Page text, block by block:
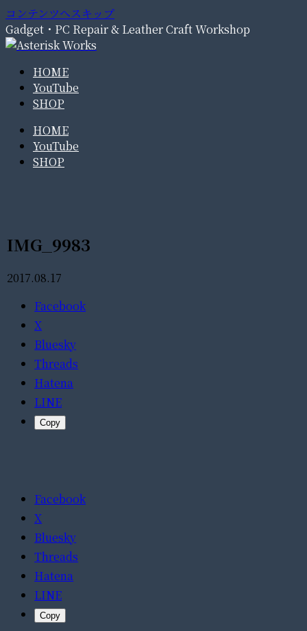
コンテンツへスキップ
Gadget・PC Repair & Leather Craft Workshop
HOME
YouTube
SHOP
HOME
YouTube
SHOP
IMG_9983
2017.08.17
Facebook
X
Bluesky
Threads
Hatena
LINE
Copy
Facebook
X
Bluesky
Threads
Hatena
LINE
Copy